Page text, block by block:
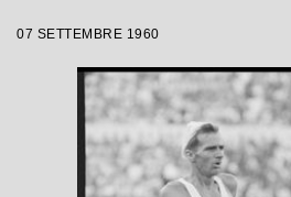
07 SETTEMBRE 1960